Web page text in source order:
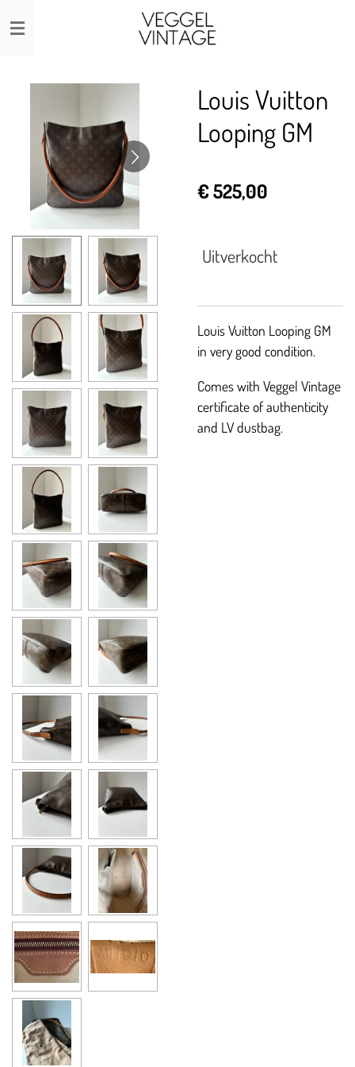
Ga
direct
Louis Vuitton
Looping GM
€ 525,00
Uitverkocht
Louis Vuitton Looping GM
in very good condition.
Comes with Veggel Vintage
certificate of authenticity
and LV dustbag.